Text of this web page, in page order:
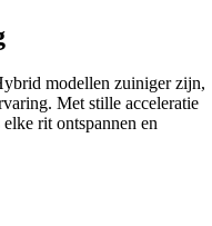
modellen zuiniger zijn,
Met stille acceleratie
rit ontspannen en